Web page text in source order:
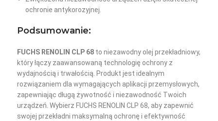
ochronie antykorozyjnej.
Podsumowanie:
FUCHS RENOLIN CLP 68 to niezawodny olej przekładniowy,
który łączy zaawansowaną technologię ochrony z
wydajnością i trwałością. Produkt jest idealnym
rozwiązaniem dla wymagających aplikacji przemysłowych,
zapewniając długą żywotność i niezawodność Twoich
urządzeń. Wybierz FUCHS RENOLIN CLP 68, aby zapewnić
swojej przekładni maksymalną ochronę i efektywność